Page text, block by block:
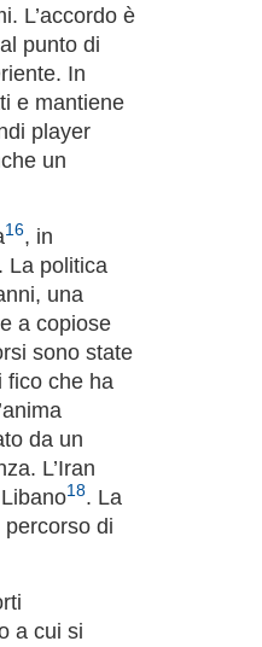
L’accordo è
punto di
In
e mantiene
player
un
16, in
La politica
una
a copiose
sono state
fico che ha
da un
L’Iran
18. La
di
a cui si